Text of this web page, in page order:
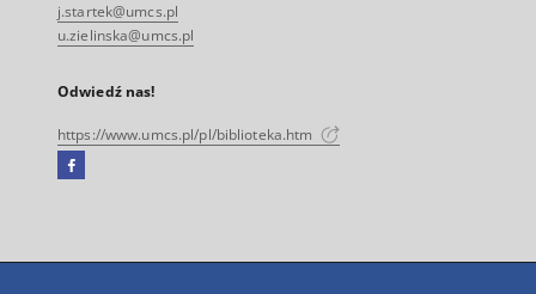
j.startek@umcs.pl
u.zielinska@umcs.pl
Odwiedź nas!
https://www.umcs.pl/pl/biblioteka.htm
Facebook
się